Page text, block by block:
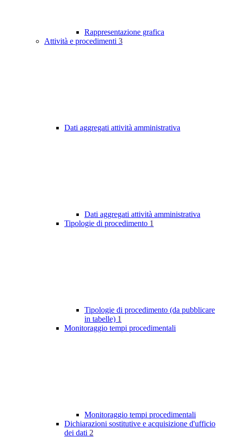
Rappresentazione grafica
Attività e procedimenti 3
Dati aggregati attività amministrativa
Dati aggregati attività amministrativa
Tipologie di procedimento 1
Tipologie di procedimento (da pubblicare
in tabelle) 1
Monitoraggio tempi procedimentali
Monitoraggio tempi procedimentali
Dichiarazioni sostitutive e acquisizione d'ufficio
dei dati 2